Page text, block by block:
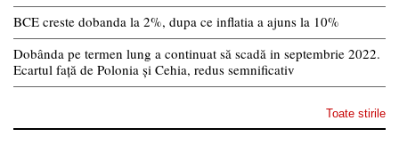
BCE creste dobanda la 2%, dupa ce inflatia a ajuns la 10%
Dobânda pe termen lung a continuat să scadă in septembrie 2022.
Ecartul față de Polonia și Cehia, redus semnificativ
Toate stirile